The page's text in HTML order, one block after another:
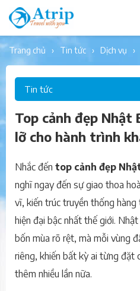
trang chủ tin tức dịch vụ
Tin tức
Top cảnh đẹp Nhật
lỡ cho hành trình
Nhắc đến top cảnh đẹp
nghĩ ngay đến sự giao thoa
vĩ, kiến trúc truyền thống
hiện đại bậc nhất thế giới.
bốn mùa rõ rệt, mà mỗi vùng
riêng, khiến bất kỳ ai từng đặt
thêm nhiều lần nữa.